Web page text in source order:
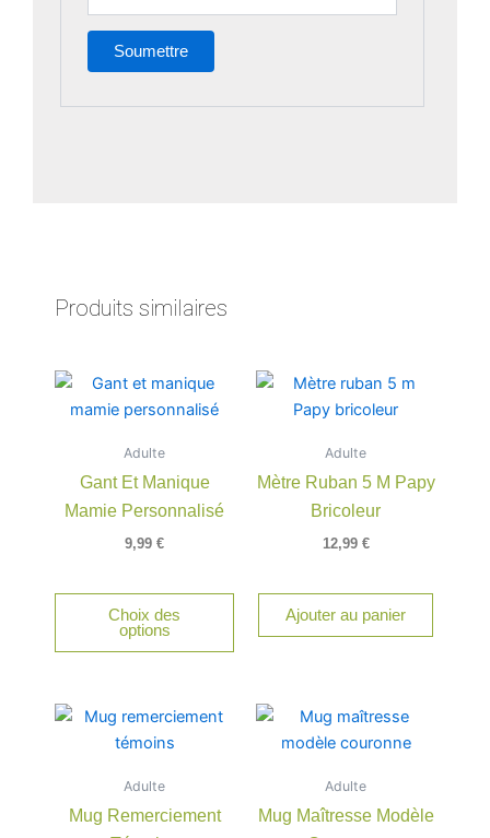
Produits similaires
Adulte
Gant Et Manique
Mamie Personnalisé
9,99 €
Choix des
options
Adulte
Mètre Ruban 5 M Papy
Bricoleur
12,99 €
Ajouter au panier
Adulte
Mug Remerciement
Adulte
Mug Maîtresse Modèle